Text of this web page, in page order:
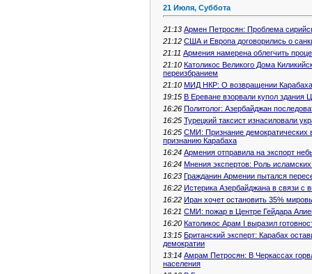
21 Июля, Суббота
21:13 Армен Петросян: Проблема
21:12 США и Европа договорились о
21:11 Армения намерена облегчить
21:10 Католикос Великого Дома
переизбранием
21:10 МИД НКР: О возвращении
19:15 В Ереване взорвали купол здания
16:26 Политолог: Азербайджан
16:25 Турецкий таксист изнасиловали
16:25 СМИ: Признание демократических
признанию Карабаха
16:24 Армения отправила на экспорт
16:24 Мнения экспертов: Роль
16:23 Гражданин Армении пытался
16:22 Истерика Азербайджана в связи с
16:22 Иран хочет остановить 35%
16:21 СМИ: пожар в Центре Гейдара
16:20 Католикос Арам I выразил
13:15 Британский эксперт: Карабах
демократии
13:14 Амрам Петросян: В Черкассах
населения